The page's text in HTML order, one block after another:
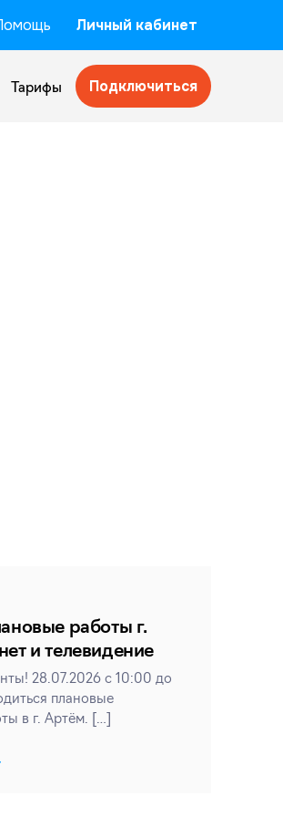
Личный кабинет
Тарифы Подключиться
работы г.
и телевидение
28.07.2026 с 10:00 до
плановые
в г. Артём. […]